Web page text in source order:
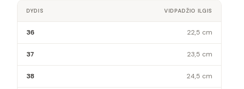
DYDIS VIDPADŽIO ILGIS
36 22,5 cm
37 23,5 cm
38 24,5 cm